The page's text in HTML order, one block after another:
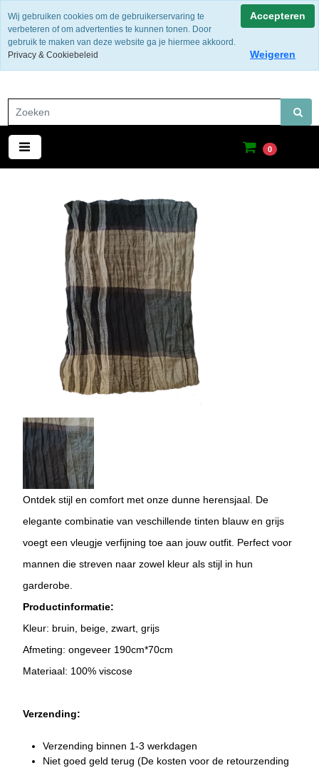
Gratis verzending binnen Nederland
0
Ontdek stijl en comfort met onze dunne herensjaal. De
elegante combinatie van veschillende tinten blauw en grijs
voegt een vleugje verfijning toe aan jouw outfit. Perfect voor
mannen die streven naar zowel kleur als stijl in hun
garderobe.
Productinformatie:
Kleur: bruin, beige, zwart, grijs
Afmeting: ongeveer 190cm*70cm
Materiaal: 100% viscose
Verzending:
Verzending binnen 1-3 werkdagen
Niet goed geld terug (De kosten voor de retourzending
Wij gebruiken cookies om de gebruikerservaring te
verbeteren of om advertenties te kunnen tonen. Door
gebruik te maken van deze website ga je hiermee akkoord.
Privacy & Cookiebeleid
Accepteren
Weigeren